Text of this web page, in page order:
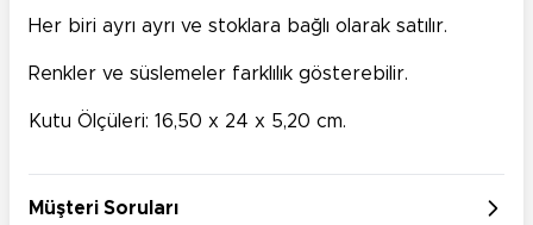
Her biri ayrı ayrı ve stoklara bağlı olarak satılır.
Renkler ve süslemeler farklılık gösterebilir.
Kutu Ölçüleri: 16,50 x 24 x 5,20 cm.
Müşteri Soruları